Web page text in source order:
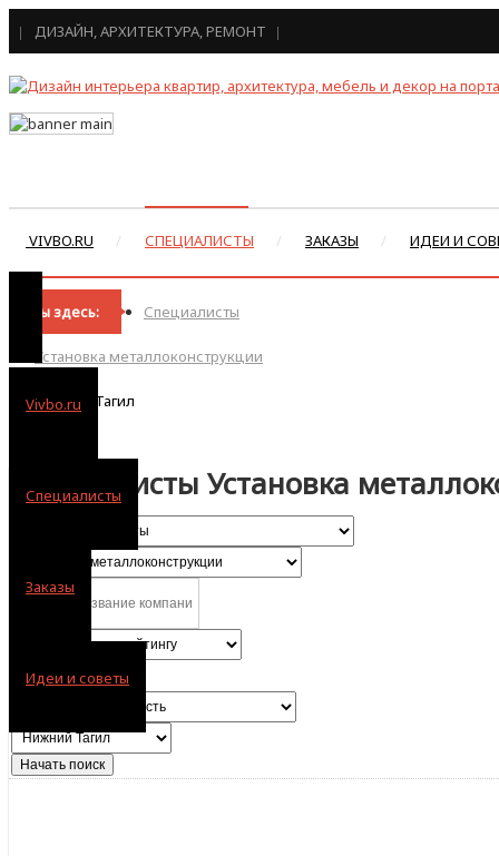
ДИЗАЙН, АРХИТЕКТУРА, РЕМОНТ
VIVBO.RU СПЕЦИАЛИСТЫ ЗАКАЗЫ ИДЕИ И
Vivbo.ru
Специалисты
Заказы
Идеи и советы
Вы здесь: Специалисты
Установка металлоконструкции
Нижний Тагил
Специалисты Установка